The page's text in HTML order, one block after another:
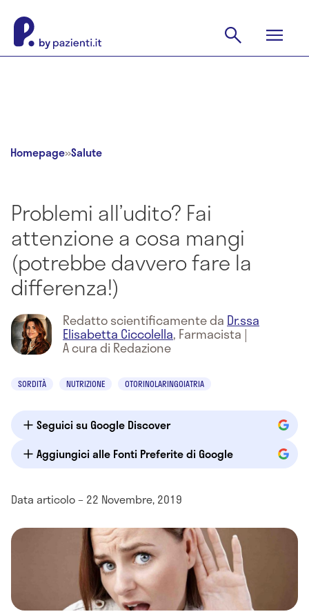
Homepage»Salute
Problemi all’udito? Fai
attenzione a cosa mangi
(potrebbe davvero fare la
differenza!)
Redatto scientificamente da Dr.ssa
Elisabetta Ciccolella, Farmacista |
A cura di Redazione
SORDITÀ NUTRIZIONE OTORINOLARINGOIATRIA
Seguici su Google Discover
Aggiungici alle Fonti Preferite di Google
Data articolo – 22 Novembre, 2019